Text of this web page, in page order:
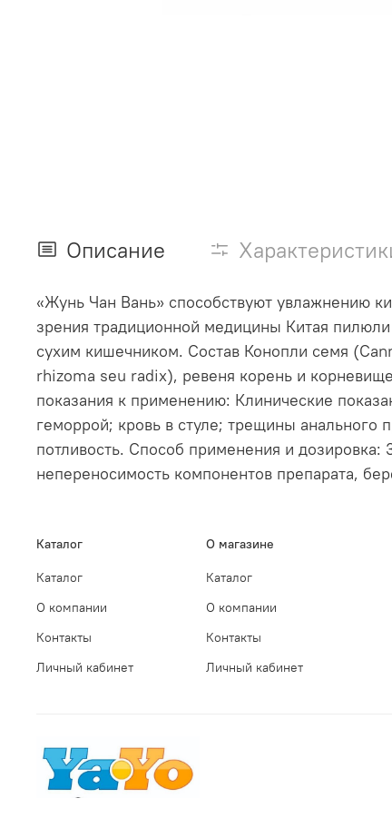
Описание
«Жунь Чан Вань» способствуют увлажнению
зрения традиционной медицины Китая
сухим кишечником. Состав Конопли семя
rhizoma seu radix), ревеня корень и
показания к применению: Клинические
геморрой; кровь в стуле; трещины анального
потливость. Способ применения и
непереносимость компонентов препарата,
Каталог
Каталог
О компании
Контакты
Личный кабинет
О магазине
Каталог
О компании
Контакты
Личный кабинет